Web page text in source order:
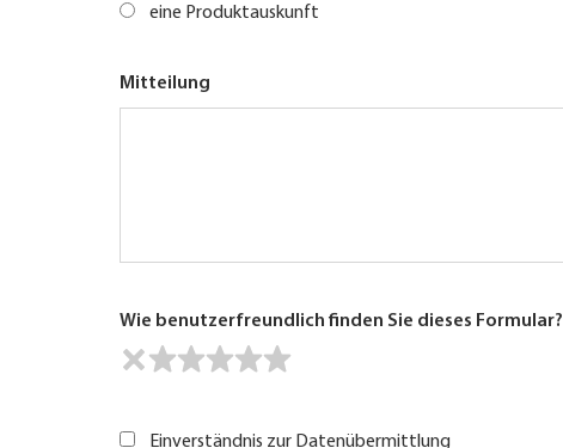
eine Produktauskunft
Mitteilung
Wie benutzerfreundlich finden Sie dieses Formular?
Einverständnis zur Datenübermittlung